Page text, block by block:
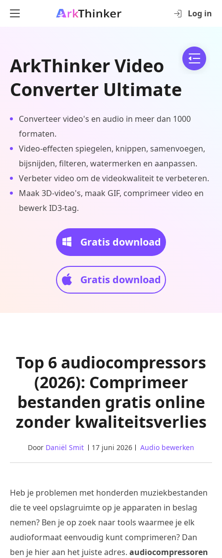
Log in
ArkThinker Video
Converter Ultimate
Converteer video's en audio in meer dan 1000
formaten.
Video-effecten spiegelen, knippen, samenvoegen,
bijsnijden, filteren, watermerken en aanpassen.
Verbeter video om de videokwaliteit te verbeteren.
Maak 3D-video's, maak GIF, comprimeer video en
bewerk ID3-tag.
Gratis download
Gratis download
Top 6 audiocompressors
(2026): Comprimeer
bestanden gratis online
zonder kwaliteitsverlies
Door Daniël Smit 17 juni 2026 Audio bewerken
Heb je problemen met honderden muziekbestanden
die te veel opslagruimte op je apparaten in beslag
nemen? Ben je op zoek naar tools waarmee je elk
audioformaat eenvoudig kunt comprimeren? Dan
ben je hier aan het juiste adres. audiocompressoren